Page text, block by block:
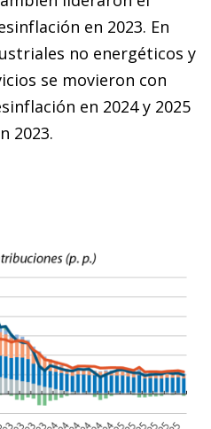
en 2023. En
no energéticos y
se movieron con
en 2024 y 2025
2023.